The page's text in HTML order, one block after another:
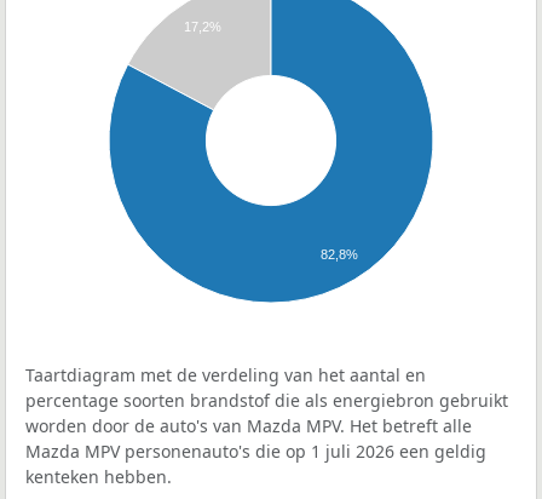
17,2%
82,8%
Taartdiagram met de verdeling van het aantal en
percentage soorten brandstof die als energiebron gebruikt
worden door de auto's van Mazda MPV. Het betreft alle
Mazda MPV personenauto's die op 1 juli 2026 een geldig
kenteken hebben.